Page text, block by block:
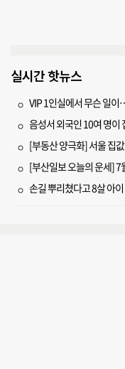
실시간 핫뉴스
VIP 1인실에서 무슨 일
음성서 외국인 10여 명이
[부동산 양극화] 서울 집
[부산일보 오늘의 운세]
손길 뿌리쳤다고 8살 아